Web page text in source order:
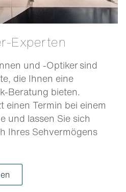
Experten
und -Optiker sind
die Ihnen eine
Beratung bieten.
einen Termin bei einem
und lassen Sie sich
Ihres Sehvermögens